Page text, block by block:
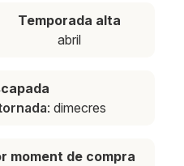
Temporada alta
abril
: dimecres
moment de compra